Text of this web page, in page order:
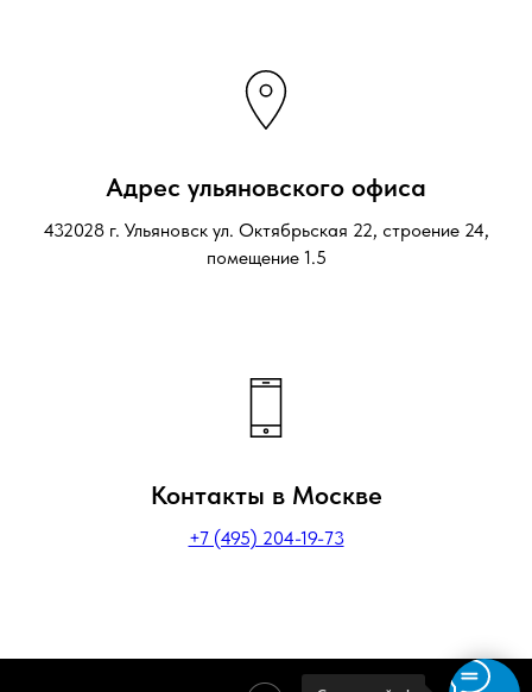
Адрес ульяновского офиса
432028 г. Ульяновск ул. Октябрьская 22, строение 24,
помещение 1.5
Контакты в Москве
+7 (495) 204-19-73